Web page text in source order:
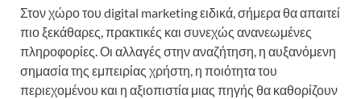
Στον χώρο του digital marketing ειδικά, σήμερα θα απαιτεί
πιο ξεκάθαρες, πρακτικές και συνεχώς ανανεωμένες
πληροφορίες. Οι αλλαγές στην αναζήτηση, η αυξανόμενη
σημασία της εμπειρίας χρήστη, η ποιότητα του
περιεχομένου και η αξιοπιστία μιας πηγής θα καθορίζουν